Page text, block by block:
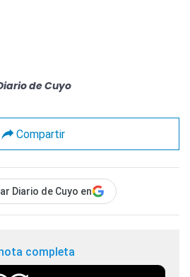
de Cuyo
Compartir
Diario de Cuyo en
completa